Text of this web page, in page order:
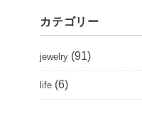
カテゴリー
jewelry (91)
life (6)